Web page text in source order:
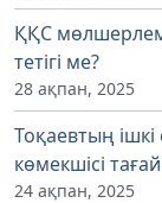
ҚҚС
тетігі ме?
28 ақпан, 2025
Тоқаевтың
көмекшісі
24 ақпан, 2025